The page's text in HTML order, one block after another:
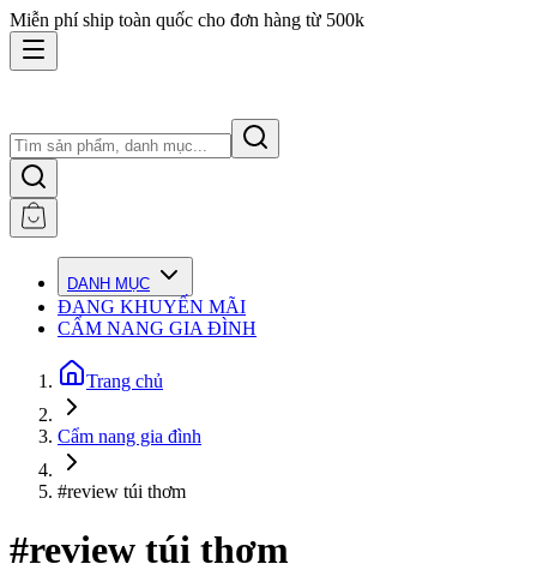
Miễn phí ship toàn quốc cho đơn hàng từ 500k
DANH MỤC
ĐANG KHUYẾN MÃI
CẨM NANG GIA ĐÌNH
Trang chủ
Cẩm nang gia đình
#review túi thơm
#review túi thơm